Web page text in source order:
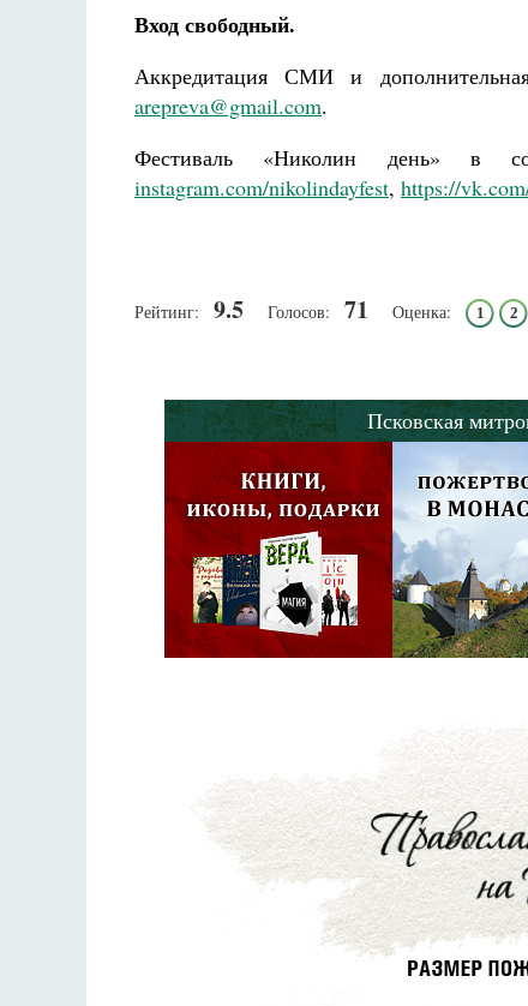
Вход свободный.
Аккредитация СМИ и
arepreva@gmail.com.
Фестиваль «Николин день» в
instagram.com/nikolindayfest, https://
Рейтинг: 9.5 Голосов: 71 Оценка: 1 2
Псковская